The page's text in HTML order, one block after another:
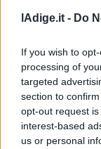
lAdige.it - Do
If you wish to
processing of
targeted
section to
opt-out request
interest-based
us or personal